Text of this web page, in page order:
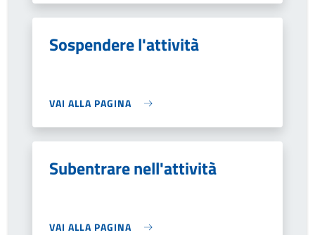
Sospendere l'attività
VAI ALLA PAGINA
Subentrare nell'attività
VAI ALLA PAGINA